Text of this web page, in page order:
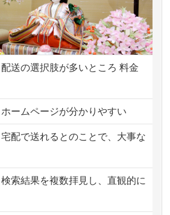
茨城県の方からお申込み
三重県の方からお申込み
横浜市の方からお申込み
千葉県の方からお申込み
配送の選択肢が多いところ 料金
ホームページが分かりやすい
宅配で送れるとのことで、大事な
検索結果を複数拝見し、直観的に